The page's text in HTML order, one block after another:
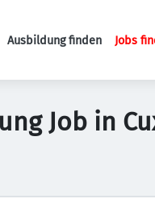
Ausbildung finden Jobs
Job in